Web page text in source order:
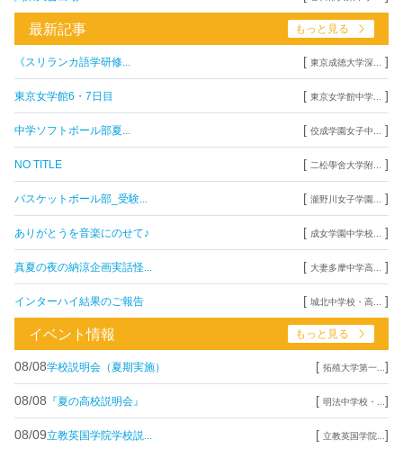
最新記事 もっと見る
《スリランカ語学研修... [ 東京成徳大学深... ]
東京女学館6・7日目 [ 東京女学館中学... ]
中学ソフトボール部夏... [ 佼成学園女子中... ]
NO TITLE [ 二松學舍大学附... ]
バスケットボール部_受験... [ 瀧野川女子学園... ]
ありがとうを音楽にのせて♪ [ 成女学園中学校... ]
真夏の夜の納涼企画実話怪... [ 大妻多摩中学高... ]
インターハイ結果のご報告 [ 城北中学校・高... ]
イベント情報 もっと見る
08/08学校説明会（夏期実施） [ 拓殖大学第一... ]
08/08 『夏の高校説明会』 [ 明法中学校・... ]
08/09立教英国学院学校説... [ 立教英国学院... ]